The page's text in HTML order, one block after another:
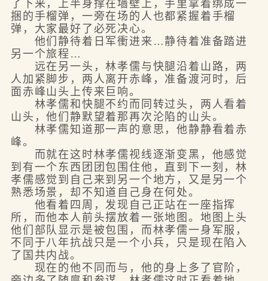
了下来，上半身撑在墙壁上，手里拿着绑成一
捆的手榴弹，一旁在场的人也都紧握着手榴
弹，大家最好了必死决心。
他们静待着日军衝进来…静待着准备踏进
另一个旅程…
远在另一头，林孝儒与快腿沿着山路，两
人加紧脚步，两人离开赤峰，准备渡河时，后
面赤峰山头上传来巨响。
林孝儒和快腿不约而同转过头，两人看着
山头，他们静默望着那再次沦陷的山头。
林孝儒知道那一声的意思，他静静看着赤
峰。
而就在这时林孝儒视线逐渐变黑，他感觉
到有一个东西团团包围住他，直到下一刻，林
孝儒感觉到自己来到另一个地方，又是另一个
熟悉场景，却不知道自己身在何处。
他看着四周，发现自己正站在一座指挥
所，而他本人前头摆放着一张地图。地图上头
他们部队显示是被包围，而林孝儒一身军服，
不同于八年抗战只是一个小兵，只是现在陷入
了国共内战。
现在的他不同而与，他的身上多了官阶，